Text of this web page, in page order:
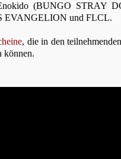
(BUNGO STRAY
EVANGELION und FLCL.
, die in den
können.